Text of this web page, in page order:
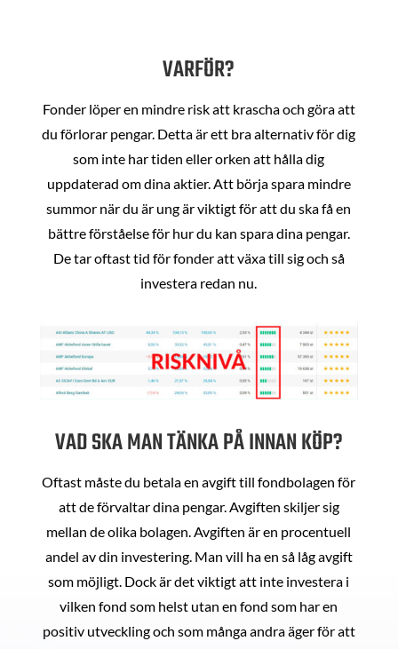
VARFÖR?
Fonder löper en mindre risk att krascha och göra att
du förlorar pengar. Detta är ett bra alternativ för dig
som inte har tiden eller orken att hålla dig
uppdaterad om dina aktier. Att börja spara mindre
summor när du är ung är viktigt för att du ska få en
bättre förståelse för hur du kan spara dina pengar.
De tar oftast tid för fonder att växa till sig och så
investera redan nu.
VAD SKA MAN TÄNKA PÅ INNAN KÖP?
Oftast måste du betala en avgift till fondbolagen för
att de förvaltar dina pengar. Avgiften skiljer sig
mellan de olika bolagen. Avgiften är en procentuell
andel av din investering. Man vill ha en så låg avgift
som möjligt. Dock är det viktigt att inte investera i
vilken fond som helst utan en fond som har en
positiv utveckling och som många andra äger för att